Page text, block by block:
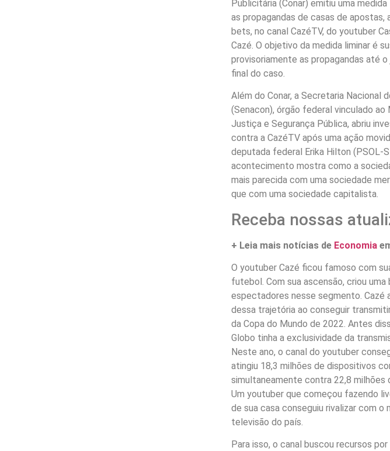
Publicitária (Conar) emitiu uma
as propagandas de casas de apostas,
bets, no canal CazéTV, do youtuber
Cazé. O objetivo da medida liminar é
provisoriamente as propagandas até
final do caso.
Além do Conar, a Secretaria Nacional
(Senacon), órgão federal vinculado ao
Justiça e Segurança Pública, abriu
contra a CazéTV após uma ação
deputada federal Erika Hilton (PSOL-
acontecimento mostra como a
mais parecida com uma sociedade
que com uma sociedade capitalista.
Receba nossas
+ Leia mais notícias de Economia
O youtuber Cazé ficou famoso com
futebol. Com sua ascensão, criou uma
espectadores nesse segmento. Cazé
dessa trajetória ao conseguir
da Copa do Mundo de 2022. Antes
Globo tinha a exclusividade da
Neste ano, o canal do youtuber
atingiu 18,3 milhões de dispositivos
simultaneamente contra 22,8 milhões
Um youtuber que começou fazendo
de sua casa conseguiu rivalizar com o
televisão do país.
Para isso, o canal buscou recursos